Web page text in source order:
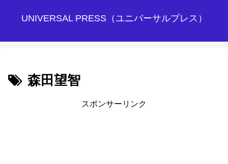
UNIVERSAL PRESS（ユニバーサルプレス）
森田望智
スポンサーリンク